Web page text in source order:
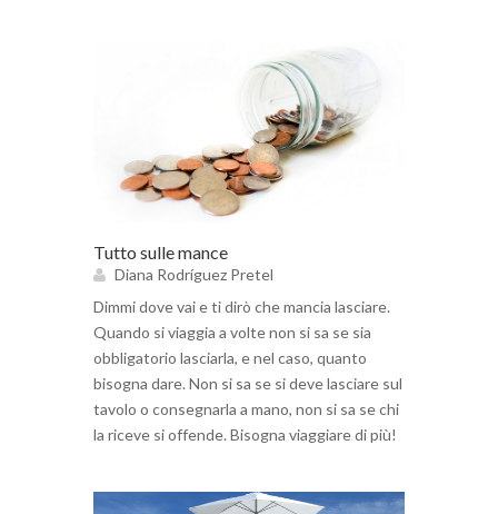
Tutto sulle mance
Diana Rodríguez Pretel
Dimmi dove vai e ti dirò che mancia lasciare.
Quando si viaggia a volte non si sa se sia
obbligatorio lasciarla, e nel caso, quanto
bisogna dare. Non si sa se si deve lasciare sul
tavolo o consegnarla a mano, non si sa se chi
la riceve si offende. Bisogna viaggiare di più!